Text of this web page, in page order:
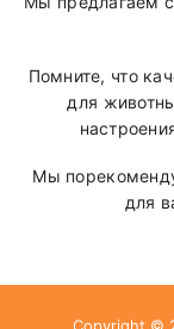
Помните, что
для
Мы
для
Copyright ©